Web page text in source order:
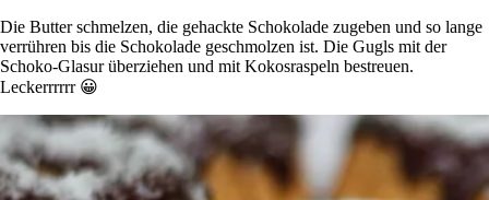
Die Butter schmelzen, die gehackte Schokolade zugeben und so lange
verrühren bis die Schokolade geschmolzen ist. Die Gugls mit der
Schoko-Glasur überziehen und mit Kokosraspeln bestreuen.
Leckerrrrrr 😀